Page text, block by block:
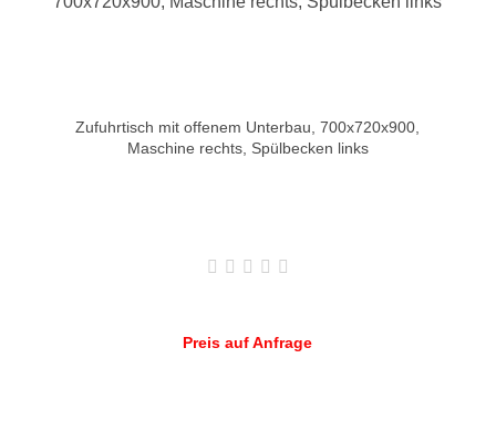
Zufuhrtisch mit offenem Unterbau, 700x720x900,
Maschine rechts, Spülbecken links
Preis auf Anfrage